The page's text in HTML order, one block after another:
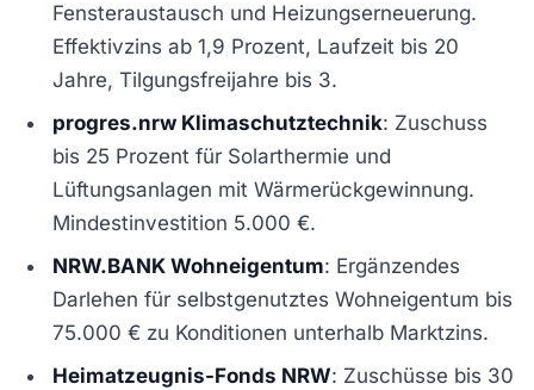
Fensteraustausch und Heizungserneuerung.
Effektivzins ab 1,9 Prozent, Laufzeit bis 20
Jahre, Tilgungsfreijahre bis 3.
progres.nrw Klimaschutztechnik: Zuschuss
bis 25 Prozent für Solarthermie und
Lüftungsanlagen mit Wärmerückgewinnung.
Mindestinvestition 5.000 €.
NRW.BANK Wohneigentum: Ergänzendes
Darlehen für selbstgenutztes Wohneigentum bis
75.000 € zu Konditionen unterhalb Marktzins.
Heimatzeugnis-Fonds NRW: Zuschüsse bis 30